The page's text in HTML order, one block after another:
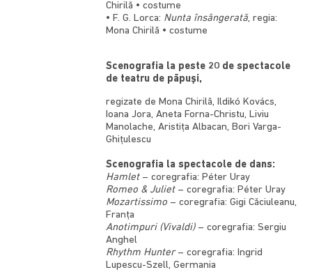
Chirilă • costume
• F. G. Lorca: Nunta însângerată, regia:
Mona Chirilă • costume
Scenografia la peste 20 de spectacole
de teatru de păpuşi,
regizate de Mona Chirilă, Ildikó Kovács,
Ioana Jora, Aneta Forna-Christu, Liviu
Manolache, Aristiţa Albacan, Bori Varga-
Ghiţulescu
Scenografia la spectacole de dans:
Hamlet – coregrafia: Péter Uray
Romeo & Juliet – coregrafia: Péter Uray
Mozartissimo – coregrafia: Gigi Căciuleanu,
Franţa
Anotimpuri (Vivaldi)– coregrafia: Sergiu
Anghel
Rhythm Hunter– coregrafia: Ingrid
Lupescu-Szell, Germania